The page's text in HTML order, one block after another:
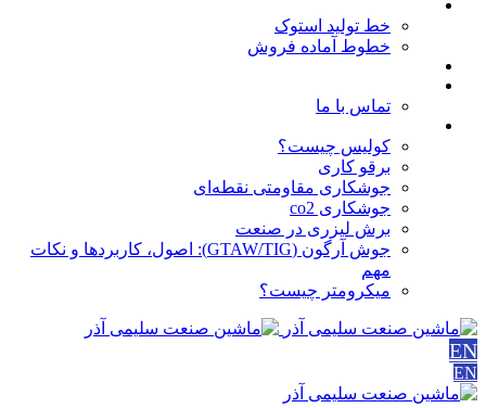
خط تولید استوک
خطوط آماده فروش
تماس با ما
کولیس چیست؟
برقو کاری
جوشکاری مقاومتی نقطه‌ای
جوشکاری co2
برش لیزری در صنعت
جوش آرگون (GTAW/TIG): اصول، کاربردها و نکات
مهم
میکرومتر چیست؟
EN
EN